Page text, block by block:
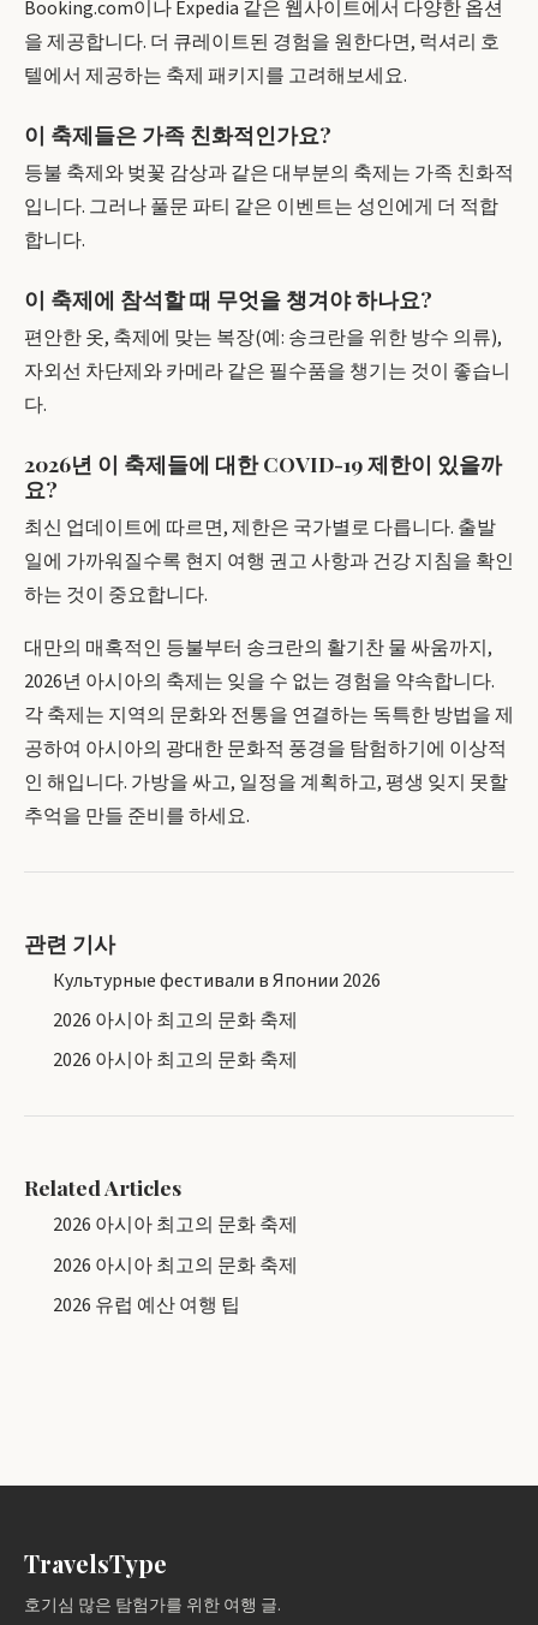
Booking.com이나 Expedia 같은 웹사이트에서 다양한 옵션
을 제공합니다. 더 큐레이트된 경험을 원한다면, 럭셔리 호
텔에서 제공하는 축제 패키지를 고려해보세요.
이 축제들은 가족 친화적인가요?
등불 축제와 벚꽃 감상과 같은 대부분의 축제는 가족 친화적
입니다. 그러나 풀문 파티 같은 이벤트는 성인에게 더 적합
합니다.
이 축제에 참석할 때 무엇을 챙겨야 하나요?
편안한 옷, 축제에 맞는 복장(예: 송크란을 위한 방수 의류),
자외선 차단제와 카메라 같은 필수품을 챙기는 것이 좋습니
다.
2026년 이 축제들에 대한 COVID-19 제한이 있을까
요?
최신 업데이트에 따르면, 제한은 국가별로 다릅니다. 출발
일에 가까워질수록 현지 여행 권고 사항과 건강 지침을 확인
하는 것이 중요합니다.
대만의 매혹적인 등불부터 송크란의 활기찬 물 싸움까지,
2026년 아시아의 축제는 잊을 수 없는 경험을 약속합니다.
각 축제는 지역의 문화와 전통을 연결하는 독특한 방법을 제
공하여 아시아의 광대한 문화적 풍경을 탐험하기에 이상적
인 해입니다. 가방을 싸고, 일정을 계획하고, 평생 잊지 못할
추억을 만들 준비를 하세요.
관련 기사
Культурные фестивали в Японии 2026
2026 아시아 최고의 문화 축제
2026 아시아 최고의 문화 축제
Related Articles
2026 아시아 최고의 문화 축제
2026 아시아 최고의 문화 축제
2026 유럽 예산 여행 팁
TravelsType
호기심 많은 탐험가를 위한 여행 글.